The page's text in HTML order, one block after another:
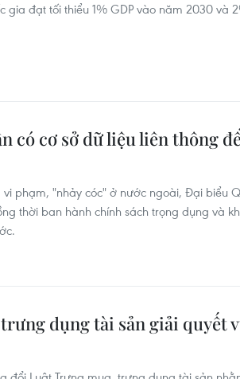
đạt tối thiểu 1% GDP vào năm 2030 và
có cơ sở dữ liệu liên thông
phạm, "nhảy cóc" ở nước ngoài, Đại biểu
thời ban hành chính sách trọng dụng và
dụng tài sản giải quyết